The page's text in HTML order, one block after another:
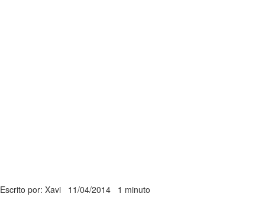
Escrito por: Xavi 11/04/2014 1 minuto